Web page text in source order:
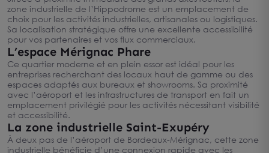
zone industrielle de l’Hippodrome est un emplacement de
choix pour les activités industrielles, artisanales ou logistiques.
Sa localisation stratégique offre une excellente accessibilité
pour vos partenaires et vos flux commerciaux.
L’espace Mérignac Phare
Ce quartier moderne et en plein essor est idéal pour les
entreprises recherchant des locaux haut de gamme ou des
espaces adaptés aux bureaux et showrooms. Sa proximité
avec l’aéroport et les infrastructures de transport en fait un
emplacement privilégié pour les activités nécessitant visibilité
et accessibilité.
La zone industrielle Saint-Exupéry
À deux pas de l’aéroport de Bordeaux-Mérignac, cette zone
industrielle bénéficie d’une connexion rapide avec les